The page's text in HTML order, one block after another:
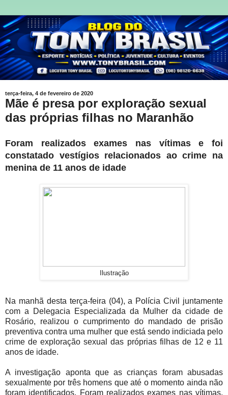
terça-feira, 4 de fevereiro de 2020
Mãe é presa por exploração sexual
das próprias filhas no Maranhão
Foram realizados exames nas vítimas e foi
constatado vestígios relacionados ao crime na
menina de 11 anos de idade
Ilustração
Na manhã desta terça-feira (04), a Polícia Civil juntamente
com a Delegacia Especializada da Mulher da cidade de
Rosário, realizou o cumprimento do mandado de prisão
preventiva contra uma mulher que está sendo indiciada pelo
crime de exploração sexual das próprias filhas de 12 e 11
anos de idade.
A investigação aponta que as crianças foram abusadas
sexualmente por três homens que até o momento ainda não
foram identificados. Foram realizados exames nas vítimas,